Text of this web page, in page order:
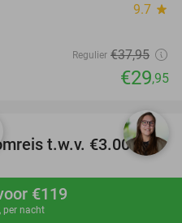
nu €119
per nacht
9.7 star
Regulier €37,95
€29,95
t.w.v. €3.000